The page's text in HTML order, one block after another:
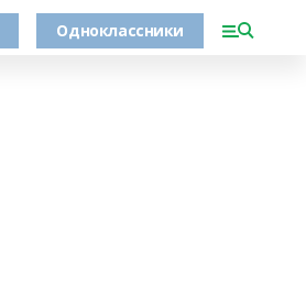
Одноклассники